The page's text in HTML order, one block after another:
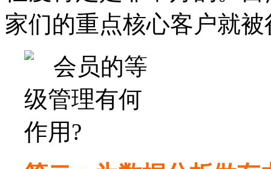
家们的重点核心客户就